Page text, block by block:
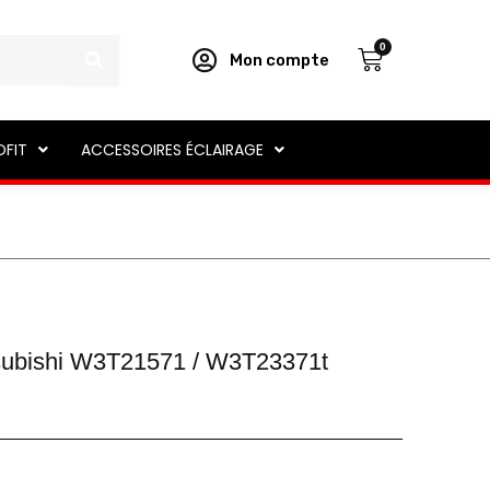
Mon compte
0
Panier
ACCESSOIRES ÉCLAIRAGE
W3T21571 / W3T23371t